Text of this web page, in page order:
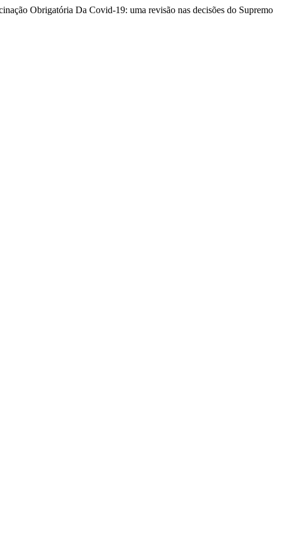
Obrigatória Da Covid-19: uma revisão nas decisões do Supremo